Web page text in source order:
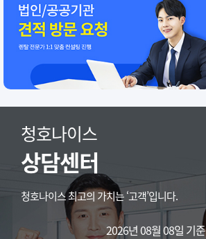
청호나이스
상담센터
청호나이스 최고의 가치는 ‘고객’입니다.
2026년 08월 08일 기준